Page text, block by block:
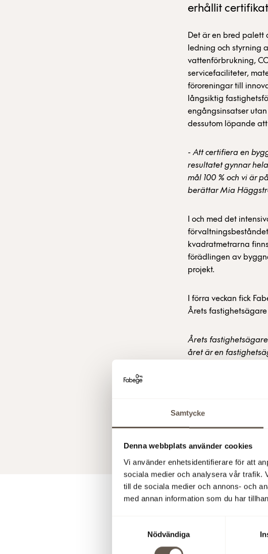
Samtycke
Denna webbplats använder cookies
Vi använder enhetsidentifierare för att
sociala medier och analysera vår trafik.
till de sociala medier och annons- och
med annan information som du har
Nödvändiga
erhållit
Det är en bred palett
ledning och styrning
vattenförbrukning,
servicefaciliteter,
föroreningar till
långsiktig
engångsinsatser
dessutom löpande
- Att certifiera en
resultatet gynnar
mål 100 % och vi är
berättar Mia
I och med det
kvadratmetrarna
förädlingen av
projekt.
I förra veckan fick
Årets
Årets
året är en
stor glädje vi
27 nov 2019 07:50
Mia Häggström,